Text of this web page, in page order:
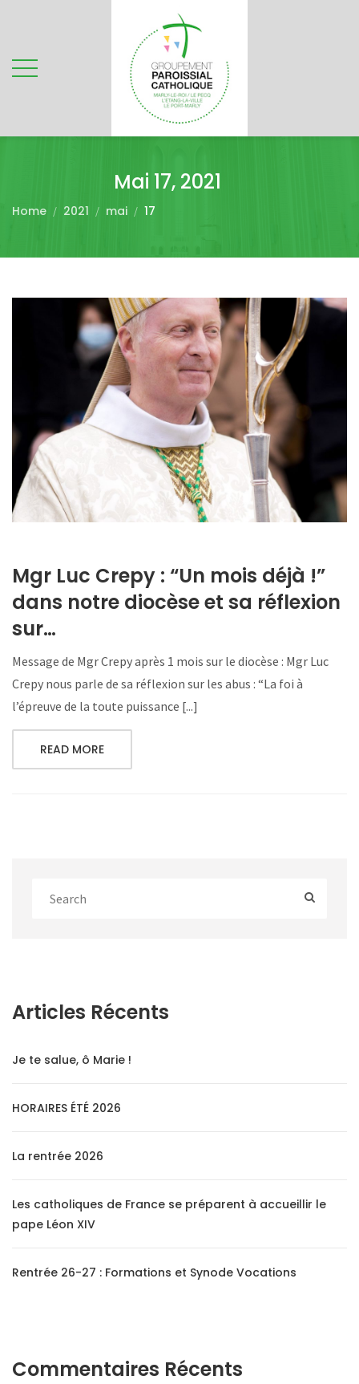
Mai 17, 2021
Home 2021 mai 17
Mgr Luc Crepy : “Un mois déjà !”
dans notre diocèse et sa réflexion
sur…
Message de Mgr Crepy après 1 mois sur le diocèse : Mgr Luc
Crepy nous parle de sa réflexion sur les abus : “La foi à
l’épreuve de la toute puissance [...]
READ MORE
Articles Récents
Je te salue, ô Marie !
HORAIRES ÉTÉ 2026
La rentrée 2026
Les catholiques de France se préparent à accueillir le
pape Léon XIV
Rentrée 26-27 : Formations et Synode Vocations
Commentaires Récents